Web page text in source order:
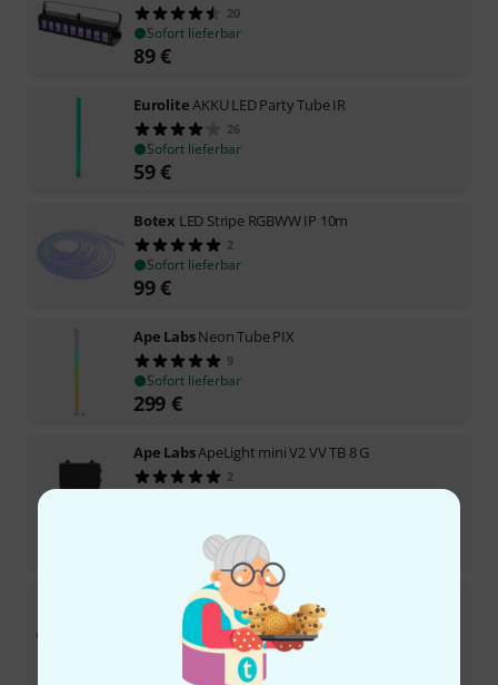
20
Sofort lieferbar
89€
EuroliteAKKU LED Party Tube IR
26
Sofort lieferbar
59€
Botex LED Stripe RGBWW IP 10m
2
Sofort lieferbar
99€
Ape LabsNeon Tube PIX
9
Sofort lieferbar
299 €
Ape LabsApeLight mini V2 VV TB 8 G
2
UVP: 1.699 €
Ape LabsApeLight maxi V2 (C) Single G
2
Sofort lieferbar